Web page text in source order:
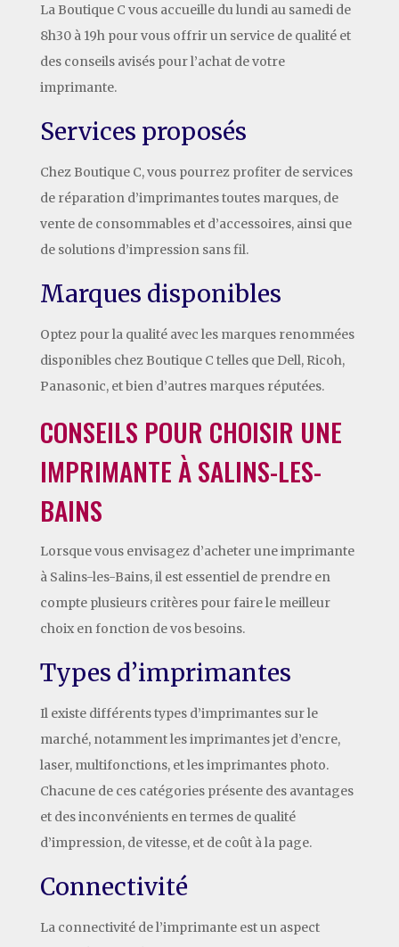
La Boutique C vous accueille du lundi au samedi de
8h30 à 19h pour vous offrir un service de qualité et
des conseils avisés pour l’achat de votre
imprimante.
Services proposés
Chez Boutique C, vous pourrez profiter de services
de réparation d’imprimantes toutes marques, de
vente de consommables et d’accessoires, ainsi que
de solutions d’impression sans fil.
Marques disponibles
Optez pour la qualité avec les marques renommées
disponibles chez Boutique C telles que Dell, Ricoh,
Panasonic, et bien d’autres marques réputées.
CONSEILS POUR CHOISIR UNE
IMPRIMANTE À SALINS-LES-
BAINS
Lorsque vous envisagez d’acheter une imprimante
à Salins-les-Bains, il est essentiel de prendre en
compte plusieurs critères pour faire le meilleur
choix en fonction de vos besoins.
Types d’imprimantes
Il existe différents types d’imprimantes sur le
marché, notamment les imprimantes jet d’encre,
laser, multifonctions, et les imprimantes photo.
Chacune de ces catégories présente des avantages
et des inconvénients en termes de qualité
d’impression, de vitesse, et de coût à la page.
Connectivité
La connectivité de l’imprimante est un aspect